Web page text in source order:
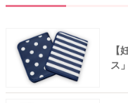
【
ス